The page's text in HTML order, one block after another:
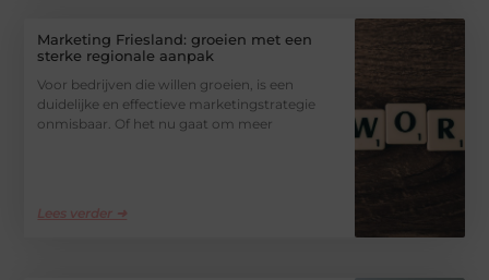
Marketing Friesland: groeien met een
sterke regionale aanpak
Voor bedrijven die willen groeien, is een
duidelijke en effectieve marketingstrategie
onmisbaar. Of het nu gaat om meer
Lees verder ➜